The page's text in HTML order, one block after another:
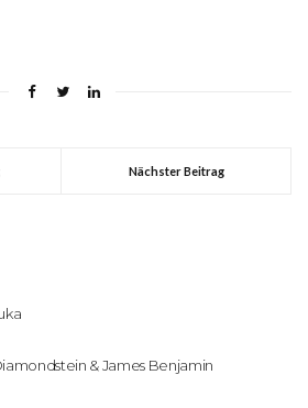
Nächster Beitrag
& James Benjamin